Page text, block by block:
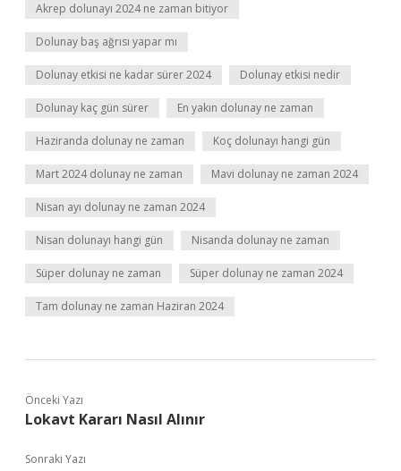
Akrep dolunayı 2024 ne zaman bitiyor
Dolunay baş ağrısı yapar mı
Dolunay etkisi ne kadar sürer 2024 Dolunay etkisi nedir
Dolunay kaç gün sürer En yakın dolunay ne zaman
Haziranda dolunay ne zaman Koç dolunayı hangi gün
Mart 2024 dolunay ne zaman Mavi dolunay ne zaman 2024
Nisan ayı dolunay ne zaman 2024
Nisan dolunayı hangi gün Nisanda dolunay ne zaman
Süper dolunay ne zaman Süper dolunay ne zaman 2024
Tam dolunay ne zaman Haziran 2024
Önceki Yazı
Lokavt Kararı Nasıl Alınır
Sonraki Yazı